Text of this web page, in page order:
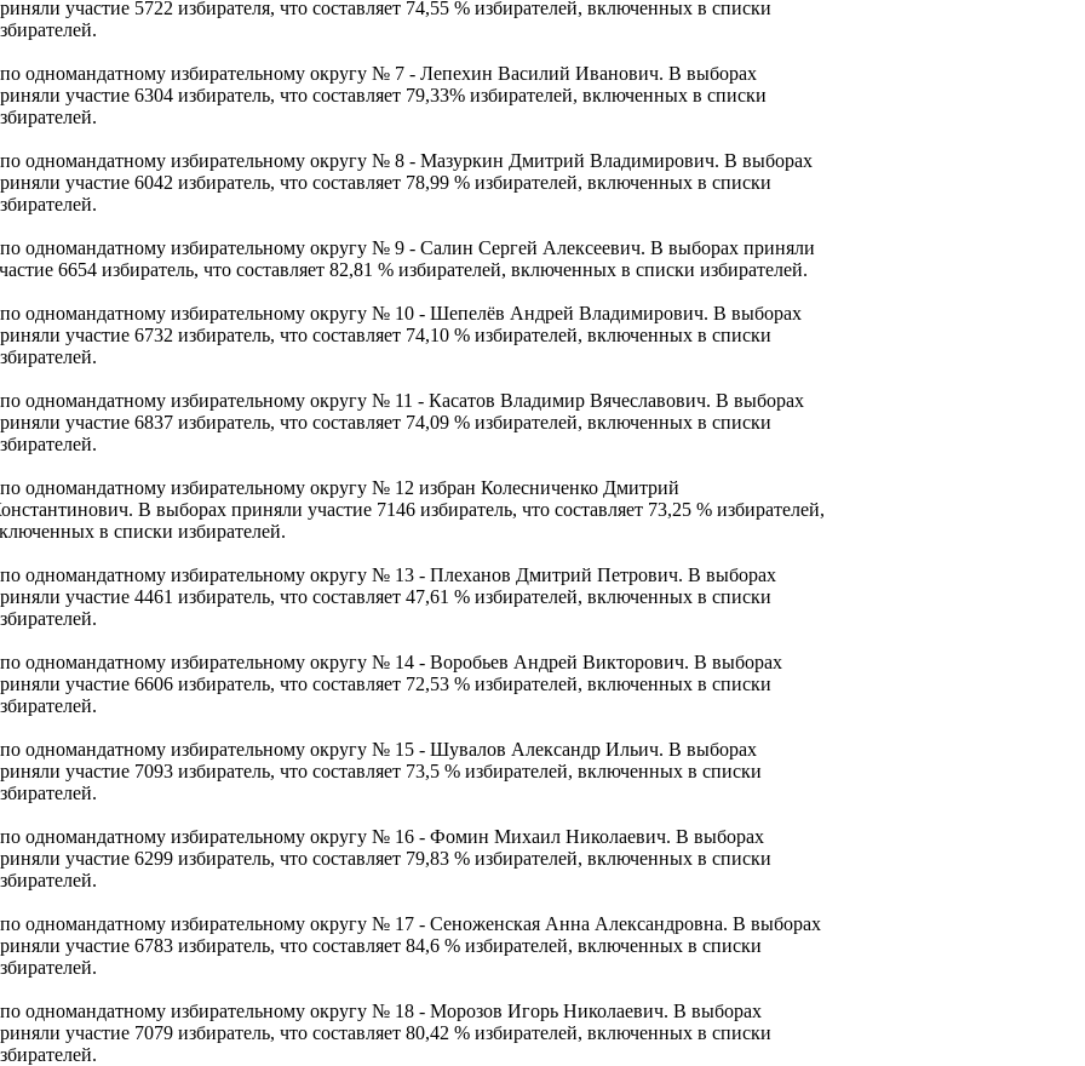
участие 5722 избирателя, что составляет 74,55 % избирателей, включенных в списки
одномандатному избирательному округу № 7 - Лепехин Василий Иванович. В выборах
участие 6304 избиратель, что составляет 79,33% избирателей, включенных в списки
одномандатному избирательному округу № 8 - Мазуркин Дмитрий Владимирович. В выборах
участие 6042 избиратель, что составляет 78,99 % избирателей, включенных в списки
одномандатному избирательному округу № 9 - Салин Сергей Алексеевич. В выборах приняли
6654 избиратель, что составляет 82,81 % избирателей, включенных в списки избирателей.
одномандатному избирательному округу № 10 - Шепелёв Андрей Владимирович. В выборах
участие 6732 избиратель, что составляет 74,10 % избирателей, включенных в списки
одномандатному избирательному округу № 11 - Касатов Владимир Вячеславович. В выборах
участие 6837 избиратель, что составляет 74,09 % избирателей, включенных в списки
одномандатному избирательному округу № 12 избран Колесниченко Дмитрий
В выборах приняли участие 7146 избиратель, что составляет 73,25 % избирателей,
в списки избирателей.
одномандатному избирательному округу № 13 - Плеханов Дмитрий Петрович. В выборах
участие 4461 избиратель, что составляет 47,61 % избирателей, включенных в списки
одномандатному избирательному округу № 14 - Воробьев Андрей Викторович. В выборах
участие 6606 избиратель, что составляет 72,53 % избирателей, включенных в списки
одномандатному избирательному округу № 15 - Шувалов Александр Ильич. В выборах
участие 7093 избиратель, что составляет 73,5 % избирателей, включенных в списки
одномандатному избирательному округу № 16 - Фомин Михаил Николаевич. В выборах
участие 6299 избиратель, что составляет 79,83 % избирателей, включенных в списки
одномандатному избирательному округу № 17 - Сеноженская Анна Александровна. В выборах
участие 6783 избиратель, что составляет 84,6 % избирателей, включенных в списки
одномандатному избирательному округу № 18 - Морозов Игорь Николаевич. В выборах
участие 7079 избиратель, что составляет 80,42 % избирателей, включенных в списки